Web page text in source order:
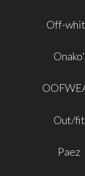
Off-
Onako'
Out/fit
Paez